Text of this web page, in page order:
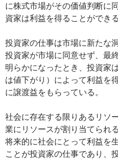
に株式市場がその価値判断に
資家は利益を得ることができる
投資家の仕事は市場に新たな
投資家が市場に同意せず、最
明らかになったとき、投資家
は値下がり）によって利益を
に譲渡益をもらっている。
社会に存在する限りあるリソ
業にリソースが割り当てられ
将来的に社会にとって利益を
ことが投資家の仕事であり、